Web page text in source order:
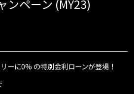
ンペーン (MY23)
ーに0% の特別金利ローンが登場！